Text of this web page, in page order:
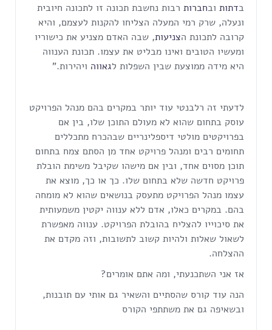
בדתות ובחברות רבות נחשבת תכונה זו לתכונה חיובית
ונעלה, שרק רמי המעלה הצליחו להקנות לעצמם, והיא
קרובה לתכונת הצניעות, שבה האדם מצניע את כישוריו
ומעשיו הטובים ואינו מבליט את עצמו. תכונת הענווה
היא מידה ממוצעת שבין השפלות לגאווה ויהירות."
לדעתי זה רלבנטי עוד יותר במקרים בהם מנהל הפרויקט
עוסק בתחום שהוא לא מעולם התוכן שלו, בין אם
בפרויקטים מולטי דיספלינריים שבהכרח מתכללים
תחומים רבים ומנהל פרויקט אחד מן הסתם צמח בתחום
תוכן מסוים אחד, ובין אם מישהו שקיבל משימת הובלת
פרויקט חדשה שלא בתחום שלו. כך או כך, מוצא את
עצמו מנהל הפרויקט מתעסק בנושאים שהוא לא מומחה
בהם. במקרים כאלו, אדם ללא ענווה יקטין משמעותית
את סיכוייו להצליח בהובלת הפרויקט. ענווה מאפשרת
לשאול שאלות ולהיות קשוב לתשובות, וזה מקדם את
ההצלחה.
אז אני השתכנעתי, ומה אתם אומרים?
הנה עוד קורס שהסתיים והשאיר גם אותי עם תובנות,
ובשאיפה גם את משתתפי הקורס